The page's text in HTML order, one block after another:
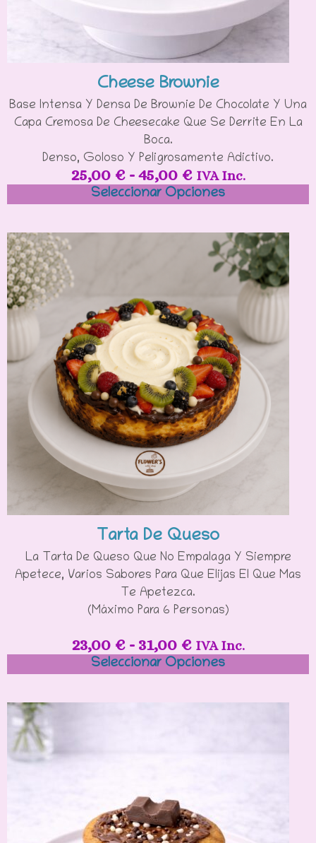
Cheese Brownie
Base Intensa Y Densa De Brownie De Chocolate Y Una
Capa Cremosa De Cheesecake Que Se Derrite En La
Boca.
Denso, Goloso Y Peligrosamente Adictivo.
25,00 € -45,00 € IVA Inc.
Seleccionar Opciones
Tarta De Queso
La Tarta De Queso Que No Empalaga Y Siempre
Apetece, Varios Sabores Para Que Elijas El Que Mas
Te Apetezca.
(Máximo Para 6 Personas)
23,00 € - 31,00 € IVA Inc.
Seleccionar Opciones